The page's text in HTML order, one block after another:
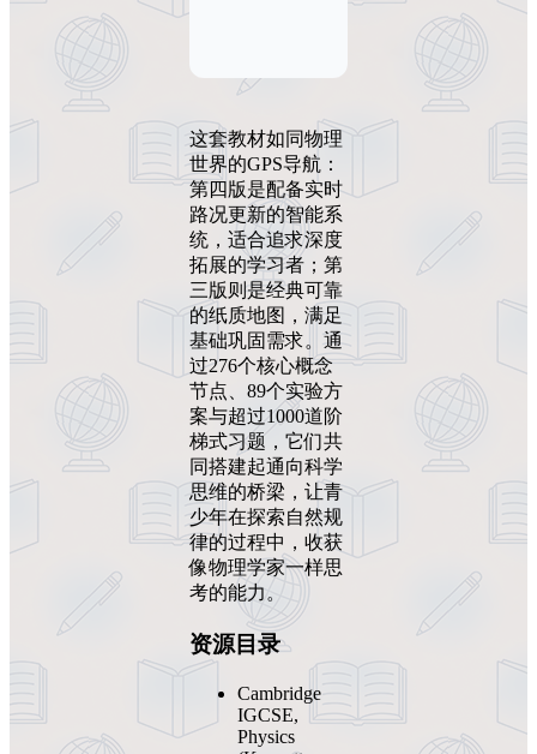
这套教材如同物理
世界的GPS导航：
第四版是配备实时
路况更新的智能系
统，适合追求深度
拓展的学习者；第
三版则是经典可靠
的纸质地图，满足
基础巩固需求。通
过276个核心概念
节点、89个实验方
案与超过1000道阶
梯式习题，它们共
同搭建起通向科学
思维的桥梁，让青
少年在探索自然规
律的过程中，收获
像物理学家一样思
考的能力。
资源目录
Cambridge
IGCSE,
Physics